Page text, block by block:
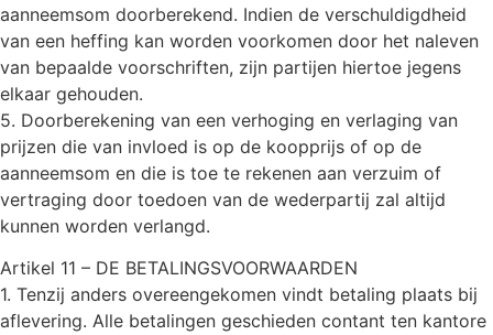
aanneemsom doorberekend. Indien de verschuldigdheid
van een heffing kan worden voorkomen door het naleven
van bepaalde voorschriften, zijn partijen hiertoe jegens
elkaar gehouden.
5. Doorberekening van een verhoging en verlaging van
prijzen die van invloed is op de koopprijs of op de
aanneemsom en die is toe te rekenen aan verzuim of
vertraging door toedoen van de wederpartij zal altijd
kunnen worden verlangd.
Artikel 11 – DE BETALINGSVOORWAARDEN
1. Tenzij anders overeengekomen vindt betaling plaats bij
aflevering. Alle betalingen geschieden contant ten kantore